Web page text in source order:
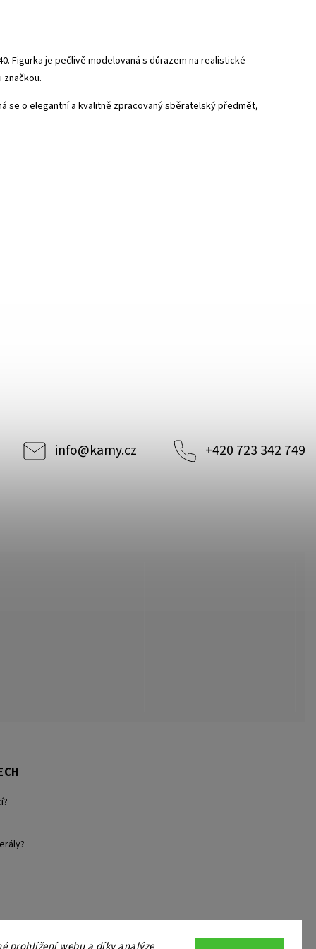
Figurka je pečlivě modelovaná s důrazem na realistické
se o elegantní a kvalitně zpracovaný sběratelský předmět,
info@kamy.cz +420 723 342 749